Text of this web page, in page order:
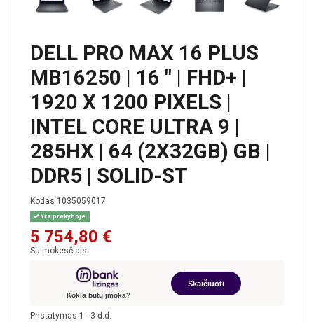
DELL PRO MAX 16 PLUS
MB16250 | 16 " | FHD+ |
1920 X 1200 PIXELS |
INTEL CORE ULTRA 9 |
285HX | 64 (2X32GB) GB |
DDR5 | SOLID-ST
Kodas 1035059017
Yra prekyboje.
5 754,80 €
Su mokesčiais
Kokia būtų įmoka?
Skaičiuoti
Pristatymas 1 - 3 d.d.